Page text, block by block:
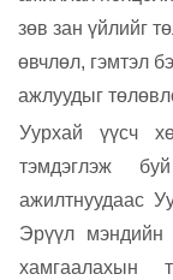
зөв зан үйлийг
өвчлөл, гэмтэл
ажлуудыг
Уурхай үүсч
тэмдэглэж
ажилтнуудаас
Эрүүл мэндийн
хамгаалахын